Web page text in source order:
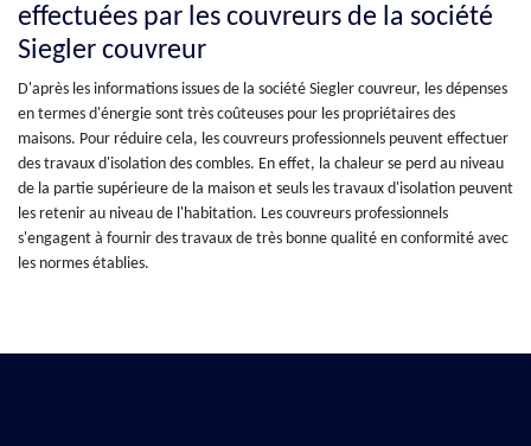
effectuées par les couvreurs de la société
Siegler couvreur
D'après les informations issues de la société Siegler couvreur, les dépenses
en termes d'énergie sont très coûteuses pour les propriétaires des
maisons. Pour réduire cela, les couvreurs professionnels peuvent effectuer
des travaux d'isolation des combles. En effet, la chaleur se perd au niveau
de la partie supérieure de la maison et seuls les travaux d'isolation peuvent
les retenir au niveau de l'habitation. Les couvreurs professionnels
s'engagent à fournir des travaux de très bonne qualité en conformité avec
les normes établies.